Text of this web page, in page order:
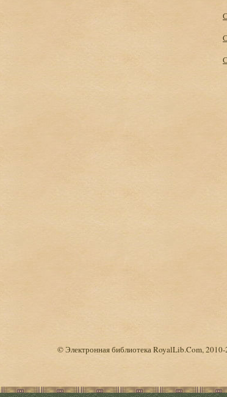
© Электронная библиотека RoyalLib.Com,